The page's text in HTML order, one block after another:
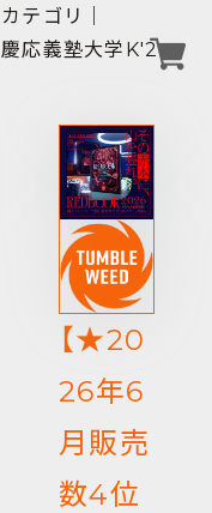
カテゴリ｜
慶応義塾大学K'2
【★20
26年6
月販売
数4位